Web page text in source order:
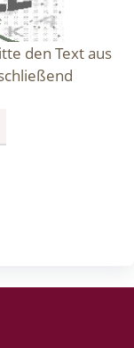
den Text aus